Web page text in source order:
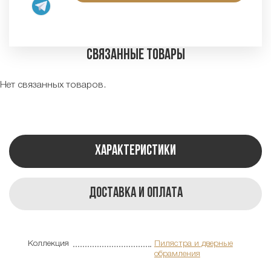
Связанные товары
Нет связанных товаров.
Характеристики
Доставка и оплата
Коллекция
Пилястра и дверные
обрамления